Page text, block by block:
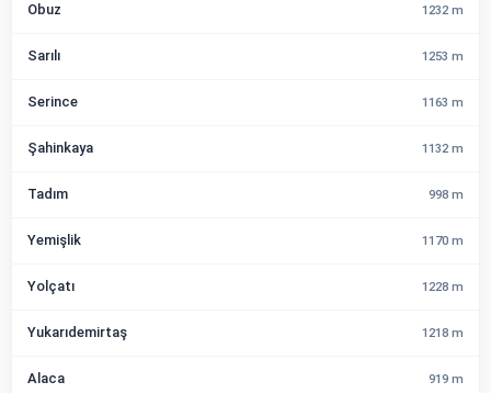
Obuz 1232 m
Sarılı 1253 m
Serince 1163 m
Şahinkaya 1132 m
Tadım 998 m
Yemişlik 1170 m
Yolçatı 1228 m
Yukarıdemirtaş 1218 m
Alaca 919 m